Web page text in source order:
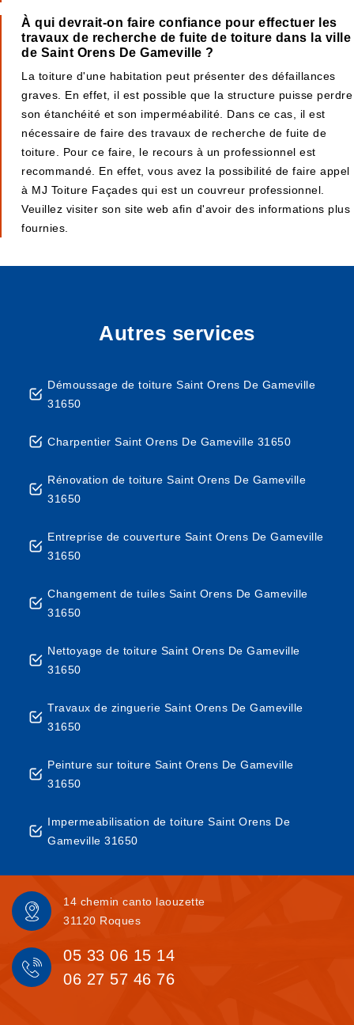
À qui devrait-on faire confiance pour effectuer les
travaux de recherche de fuite de toiture dans la ville
de Saint Orens De Gameville ?
La toiture d'une habitation peut présenter des défaillances
graves. En effet, il est possible que la structure puisse perdre
son étanchéité et son imperméabilité. Dans ce cas, il est
nécessaire de faire des travaux de recherche de fuite de
toiture. Pour ce faire, le recours à un professionnel est
recommandé. En effet, vous avez la possibilité de faire appel
à MJ Toiture Façades qui est un couvreur professionnel.
Veuillez visiter son site web afin d'avoir des informations plus
fournies.
Autres services
Démoussage de toiture Saint Orens De Gameville
31650
Charpentier Saint Orens De Gameville 31650
Rénovation de toiture Saint Orens De Gameville
31650
Entreprise de couverture Saint Orens De Gameville
31650
Changement de tuiles Saint Orens De Gameville
31650
Nettoyage de toiture Saint Orens De Gameville
31650
Travaux de zinguerie Saint Orens De Gameville
31650
Peinture sur toiture Saint Orens De Gameville
31650
Impermeabilisation de toiture Saint Orens De
Gameville 31650
14 chemin canto laouzette
31120 Roques
05 33 06 15 14
06 27 57 46 76